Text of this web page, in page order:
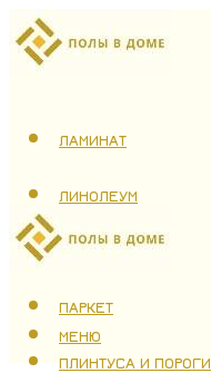
ЛАМИНАТ
ЛИНОЛЕУМ
ТЕПЛЫЙ ПОЛ
ПАРКЕТ
ПЛИНТУСА И ПОРОГИ
МЕНЮ